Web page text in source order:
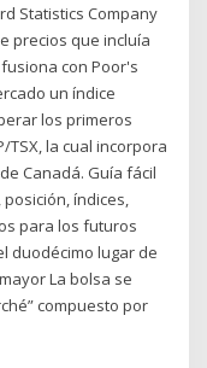
Statistics Company
precios que incluía
con Poor's
un índice
los primeros
la cual incorpora
Canadá. Guía fácil
índices,
para los futuros
duodécimo lugar de
La bolsa se
compuesto por